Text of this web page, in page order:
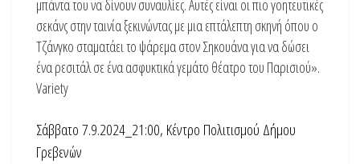
μπάντα του να δίνουν συναυλίες. Αυτές είναι οι πιο γοητευτικές
σεκάνς στην ταινία ξεκινώντας με μια επτάλεπτη σκηνή όπου ο
Τζάνγκο σταματάει το ψάρεμα στον Σηκουάνα για να δώσει
ένα ρεσιτάλ σε ένα ασφυκτικά γεμάτο θέατρο του Παρισιού».
Variety
Σάββατο 7.9.2024_21:00, Κέντρο Πολιτισμού Δήμου
Γρεβενών